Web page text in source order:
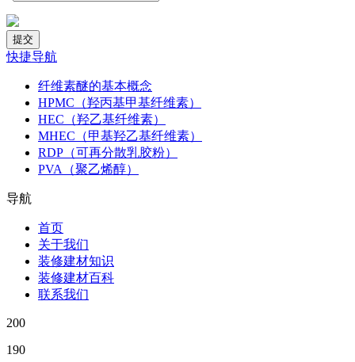
快捷导航
纤维素醚的基本概念
HPMC（羟丙基甲基纤维素）
HEC（羟乙基纤维素）
MHEC（甲基羟乙基纤维素）
RDP（可再分散乳胶粉）
PVA（聚乙烯醇）
导航
首页
关于我们
装修建材知识
装修建材百科
联系我们
200
190